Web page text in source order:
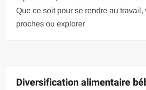
Que ce soit pour se rendre au travail,
proches ou explorer
Diversification alimentaire